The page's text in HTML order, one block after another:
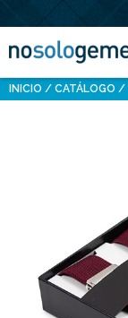
INICIO CATÁLOGO